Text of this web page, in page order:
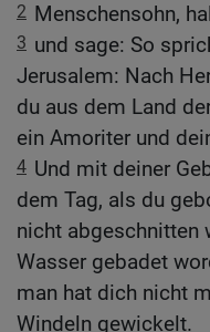
2 Menschensohn,
3 und sage: So
Jerusalem: Nach
du aus dem Land
ein Amoriter und
4 Und mit deiner
dem Tag, als du
nicht abgeschnitten
Wasser gebadet
man hat dich nicht
Windeln gewickelt.